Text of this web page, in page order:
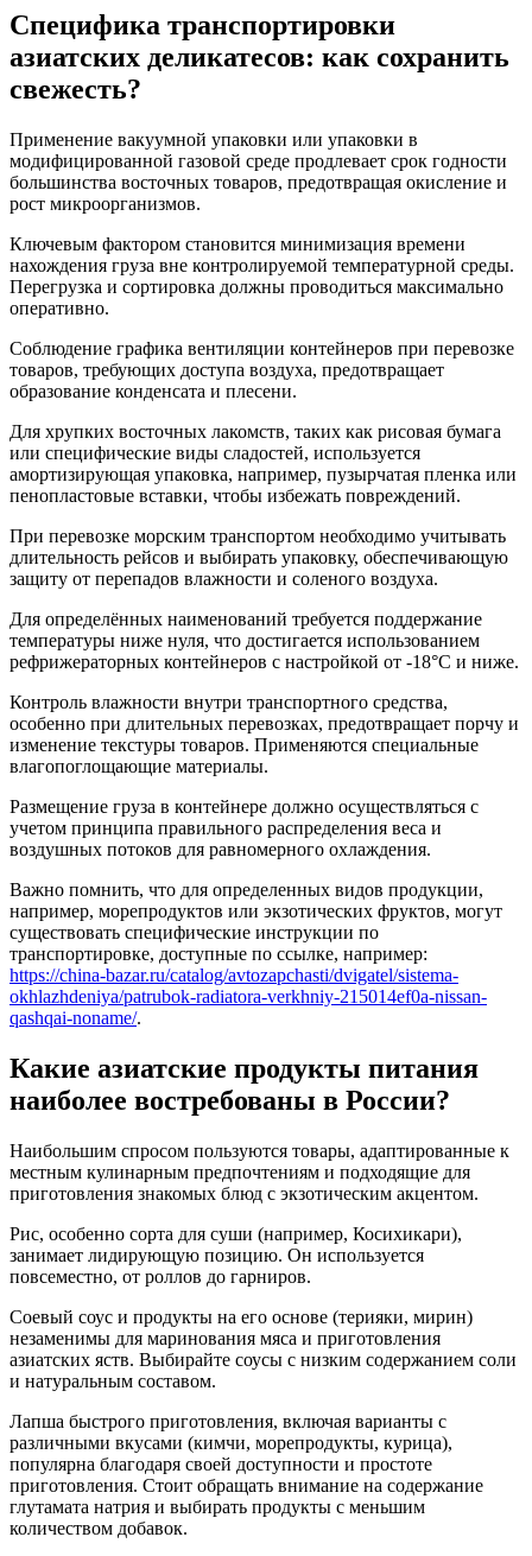
Специфика транспортировки
азиатских деликатесов: как сохранить
свежесть?
Применение вакуумной упаковки или упаковки в
модифицированной газовой среде продлевает срок годности
большинства восточных товаров, предотвращая окисление и
рост микроорганизмов.
Ключевым фактором становится минимизация времени
нахождения груза вне контролируемой температурной среды.
Перегрузка и сортировка должны проводиться максимально
оперативно.
Соблюдение графика вентиляции контейнеров при перевозке
товаров, требующих доступа воздуха, предотвращает
образование конденсата и плесени.
Для хрупких восточных лакомств, таких как рисовая бумага
или специфические виды сладостей, используется
амортизирующая упаковка, например, пузырчатая пленка или
пенопластовые вставки, чтобы избежать повреждений.
При перевозке морским транспортом необходимо учитывать
длительность рейсов и выбирать упаковку, обеспечивающую
защиту от перепадов влажности и соленого воздуха.
Для определённых наименований требуется поддержание
температуры ниже нуля, что достигается использованием
рефрижераторных контейнеров с настройкой от -18°C и ниже.
Контроль влажности внутри транспортного средства,
особенно при длительных перевозках, предотвращает порчу и
изменение текстуры товаров. Применяются специальные
влагопоглощающие материалы.
Размещение груза в контейнере должно осуществляться с
учетом принципа правильного распределения веса и
воздушных потоков для равномерного охлаждения.
Важно помнить, что для определенных видов продукции,
например, морепродуктов или экзотических фруктов, могут
существовать специфические инструкции по
транспортировке, доступные по ссылке, например:
https://china-bazar.ru/catalog/avtozapchasti/dvigatel/sistema-
okhlazhdeniya/patrubok-radiatora-verkhniy-215014ef0a-nissan-
qashqai-noname/.
Какие азиатские продукты питания
наиболее востребованы в России?
Наибольшим спросом пользуются товары, адаптированные к
местным кулинарным предпочтениям и подходящие для
приготовления знакомых блюд с экзотическим акцентом.
Рис, особенно сорта для суши (например, Косихикари),
занимает лидирующую позицию. Он используется
повсеместно, от роллов до гарниров.
Соевый соус и продукты на его основе (терияки, мирин)
незаменимы для маринования мяса и приготовления
азиатских яств. Выбирайте соусы с низким содержанием соли
и натуральным составом.
Лапша быстрого приготовления, включая варианты с
различными вкусами (кимчи, морепродукты, курица),
популярна благодаря своей доступности и простоте
приготовления. Стоит обращать внимание на содержание
глутамата натрия и выбирать продукты с меньшим
количеством добавок.